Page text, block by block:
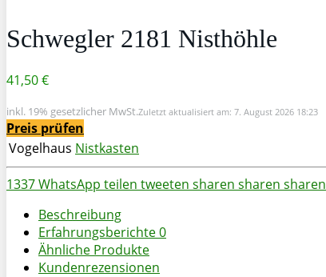
Schwegler 2181 Nisthöhle
41,50 €
inkl. 19% gesetzlicher MwSt.Zuletzt aktualisiert am: 7. August 2026 18:23
Preis prüfen
Vogelhaus Nistkasten
1337WhatsApp teilen tweeten sharen sharen sharen
Beschreibung
Erfahrungsberichte0
Ähnliche Produkte
Kundenrezensionen